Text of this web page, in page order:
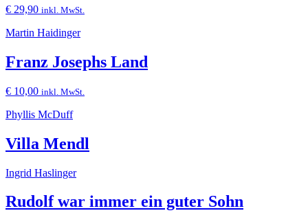
€ 29,90 inkl. MwSt.
Martin Haidinger
Franz Josephs Land
€ 10,00 inkl. MwSt.
Phyllis McDuff
Villa Mendl
Ingrid Haslinger
Rudolf war immer ein guter Sohn